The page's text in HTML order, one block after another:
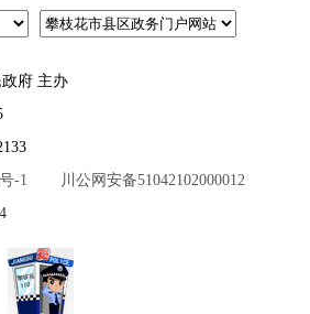
府 主办
-1
川公网安备51042102000012